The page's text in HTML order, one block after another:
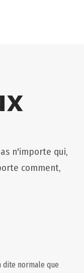
n'importe qui,
comment,
normale que